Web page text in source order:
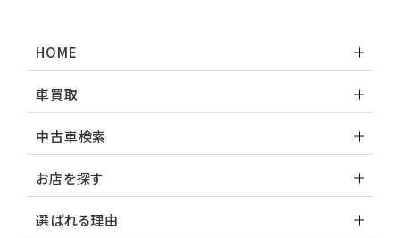
HOME
車買取
中古車検索
お店を探す
選ばれる理由